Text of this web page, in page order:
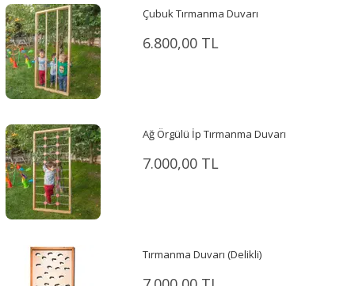
Çubuk Tırmanma Duvarı
6.800,00 TL
Ağ Örgülü İp Tırmanma Duvarı
7.000,00 TL
Tırmanma Duvarı (Delikli)